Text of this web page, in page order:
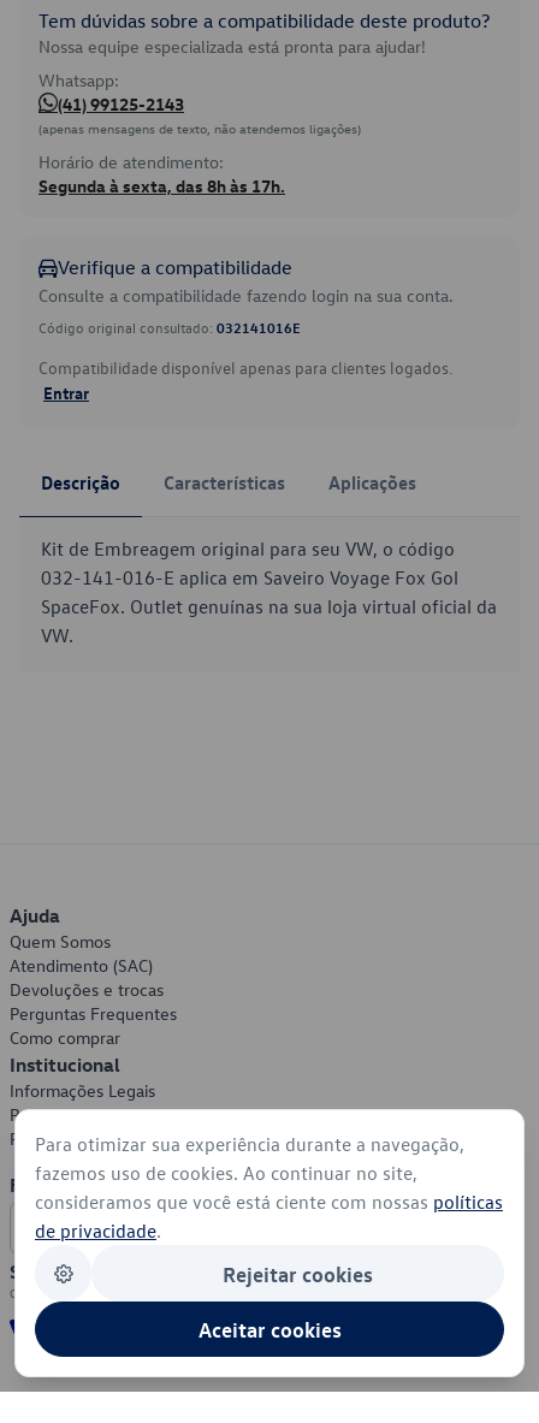
Tem dúvidas sobre a compatibilidade deste produto?
Nossa equipe especializada está pronta para ajudar!
Whatsapp:
(41) 99125-2143
(apenas mensagens de texto, não atendemos ligações)
Horário de atendimento:
Segunda à sexta, das 8h às 17h.
Verifique a compatibilidade
Consulte a compatibilidade fazendo login na sua conta.
Código original consultado: 032141016E
Compatibilidade disponível apenas para clientes logados.
Entrar
Descrição Características Aplicações
Kit de Embreagem original para seu VW, o código
032-141-016-E aplica em Saveiro Voyage Fox Gol
SpaceFox. Outlet genuínas na sua loja virtual oficial da
VW.
Ajuda
Quem Somos
Atendimento (SAC)
Devoluções e trocas
Perguntas Frequentes
Como comprar
Institucional
Informações Legais
Política de Privacidade
Política de Cookies
Formas de Pagamento
Segurança
Para otimizar sua experiência durante a navegação,
fazemos uso de cookies. Ao continuar no site,
consideramos que você está ciente com nossas políticas
de privacidade.
Rejeitar cookies
Aceitar cookies